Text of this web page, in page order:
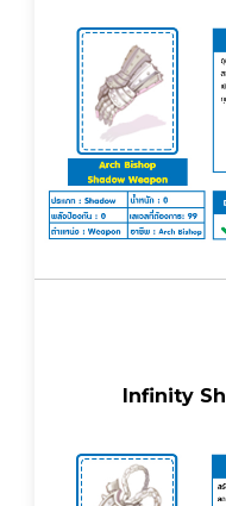
Infinity